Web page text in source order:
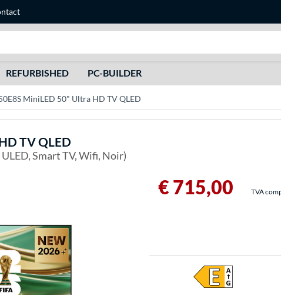
REFURBISHED PC-BUILDER
MiniLED 50" Ultra HD TV QLED
TV QLED
Smart TV, Wifi, Noir)
€ 715,00 TVA